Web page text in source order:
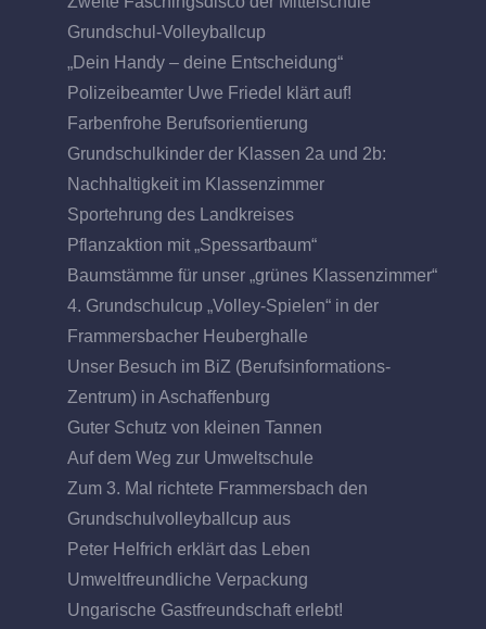
Grundschul-Volleyballcup
„Dein Handy – deine Entscheidung“
Polizeibeamter Uwe Friedel klärt auf!
Farbenfrohe Berufsorientierung
Grundschulkinder der Klassen 2a und 2b:
Nachhaltigkeit im Klassenzimmer
Sportehrung des Landkreises
Pflanzaktion mit „Spessartbaum“
Baumstämme für unser „grünes Klassenzimmer“
4. Grundschulcup „Volley-Spielen“ in der
Frammersbacher Heuberghalle
Unser Besuch im BiZ (Berufsinformations-
Zentrum) in Aschaffenburg
Guter Schutz von kleinen Tannen
Auf dem Weg zur Umweltschule
Zum 3. Mal richtete Frammersbach den
Grundschulvolleyballcup aus
Peter Helfrich erklärt das Leben
Umweltfreundliche Verpackung
Ungarische Gastfreundschaft erlebt!